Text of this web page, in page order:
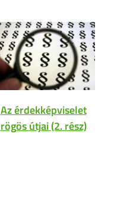
Az érdekképviselet
rögös útjai (2. rész)